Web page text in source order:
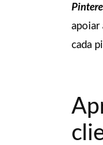
apoiar
cada